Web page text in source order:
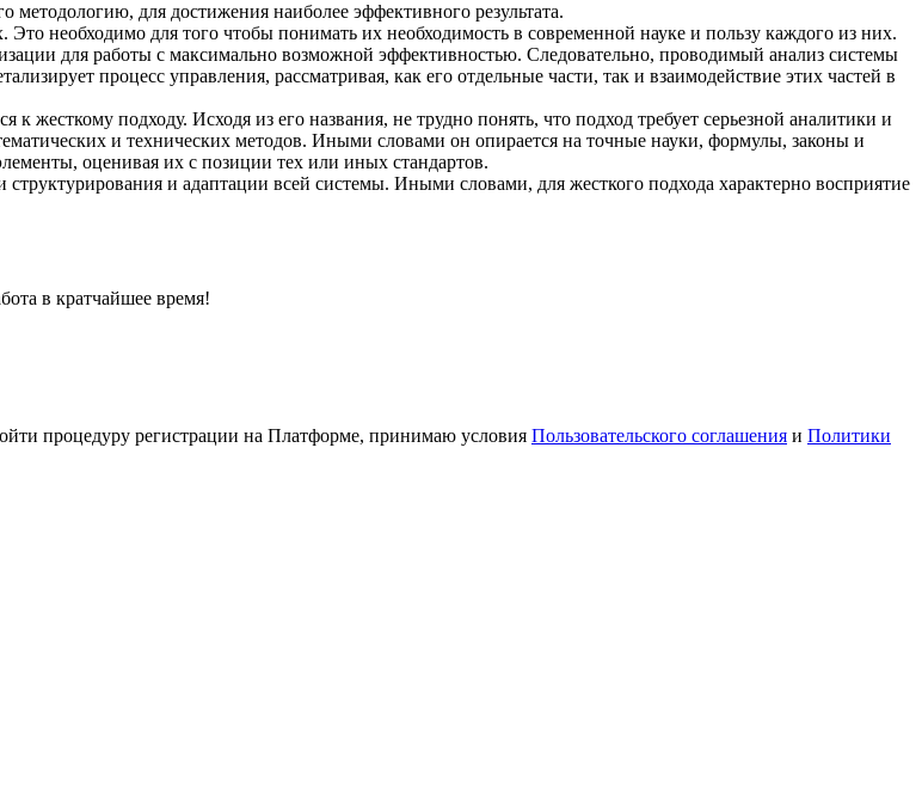
для достижения наиболее эффективного результата.
необходимо для того чтобы понимать их необходимость в современной науке и пользу каждого из них.
для работы с максимально возможной эффективностью. Следовательно, проводимый анализ системы
процесс управления, рассматривая, как его отдельные части, так и взаимодействие этих частей в
жесткому подходу. Исходя из его названия, не трудно понять, что подход требует серьезной аналитики и
и технических методов. Иными словами он опирается на точные науки, формулы, законы и
оценивая их с позиции тех или иных стандартов.
и адаптации всей системы. Иными словами, для жесткого подхода характерно восприятие
в кратчайшее время!
процедуру регистрации на Платформе, принимаю условия Пользовательского соглашения и Политики